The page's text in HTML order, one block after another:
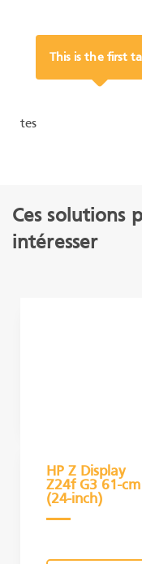
This is the first
tes
Ces solutions
intéresser
HP Z Display
Z24f G3 61-cm
(24-inch)